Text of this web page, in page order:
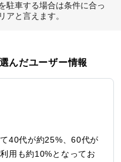
駐車する場合は条件に合っ
アと言えます。
んだユーザー情報
40代が約25%、60代が
用も約10%となってお